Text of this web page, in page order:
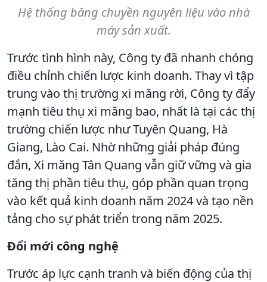
Hệ thống băng chuyền nguyên liệu vào nhà
máy sản xuất.
Trước tình hình này, Công ty đã nhanh chóng
điều chỉnh chiến lược kinh doanh. Thay vì tập
trung vào thị trường xi măng rời, Công ty đẩy
mạnh tiêu thụ xi măng bao, nhất là tại các thị
trường chiến lược như Tuyên Quang, Hà
Giang, Lào Cai. Nhờ những giải pháp đúng
đắn, Xi măng Tân Quang vẫn giữ vững và gia
tăng thị phần tiêu thụ, góp phần quan trọng
vào kết quả kinh doanh năm 2024 và tạo nền
tảng cho sự phát triển trong năm 2025.
Đổi mới công nghệ
Trước áp lực cạnh tranh và biến động của thị